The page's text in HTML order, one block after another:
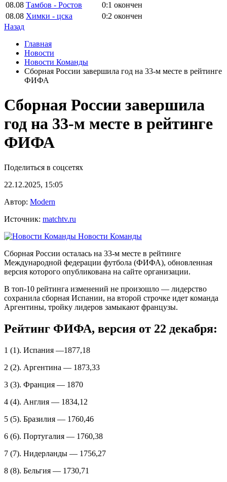
08.08 Тамбов - Ростов 0:1 окончен
08.08 Химки - цска 0:2 окончен
Назад
Главная
Новости
Новости Команды
Сборная России завершила год на 33‑м месте в рейтинге
ФИФА
Сборная России завершила
год на 33‑м месте в рейтинге
ФИФА
Поделиться в соцсетях
22.12.2025, 15:05
Автор: Modern
Источник: matchtv.ru
Новости Команды
Сборная России осталась на 33‑м месте в рейтинге
Международной федерации футбола (ФИФА), обновленная
версия которого опубликована на сайте организации.
В топ‑10 рейтинга изменений не произошло — лидерство
сохранила сборная Испании, на второй строчке идет команда
Аргентины, тройку лидеров замыкают французы.
Рейтинг ФИФА, версия от 22 декабря:
1 (1). Испания —1877,18
2 (2). Аргентина — 1873,33
3 (3). Франция — 1870
4 (4). Англия — 1834,12
5 (5). Бразилия — 1760,46
6 (6). Португалия — 1760,38
7 (7). Нидерланды — 1756,27
8 (8). Бельгия — 1730,71